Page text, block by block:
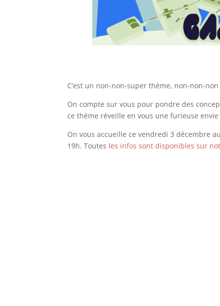
C’est un non-non-super thème, non-non-
On compte sur vous pour pondre des
ce thème réveille en vous une furieuse
On vous accueille ce vendredi 3 décembre
19h. Toutes les infos sont disponibles sur